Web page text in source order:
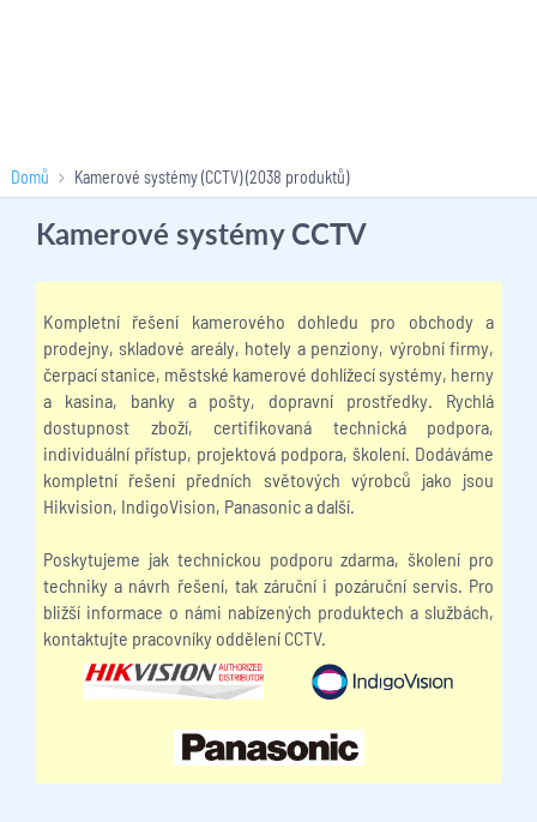
Domů Kamerové systémy (CCTV)(2038 produktů)
Kamerové systémy CCTV
Kompletní řešení kamerového dohledu pro obchody a
prodejny, skladové areály, hotely a penziony, výrobní firmy,
čerpací stanice, městské kamerové dohlížecí systémy, herny
a kasina, banky a pošty, dopravní prostředky. Rychlá
dostupnost zboží, certifikovaná technická podpora,
individuální přístup, projektová podpora, školení. Dodáváme
kompletní řešení předních světových výrobců jako jsou
Hikvision, IndigoVision, Panasonic a další.
Poskytujeme jak technickou podporu zdarma, školení pro
techniky a návrh řešení, tak záruční i pozáruční servis. Pro
bližší informace o námi nabízených produktech a službách,
kontaktujte pracovníky oddělení CCTV.